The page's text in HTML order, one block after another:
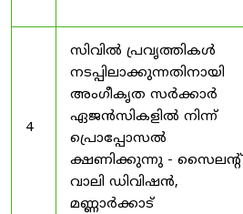
4
സിവിൽ പ്രവൃത്തികൾ
നടപ്പിലാക്കുന്നതിനായി
അംഗീകൃത സർക്കാർ
ഏജൻസികളിൽ നിന്ന്
പ്രൊപ്പോസൽ
ക്ഷണിക്കുന്നു - സൈലന്റ്
വാലി ഡിവിഷൻ,
മണ്ണാർക്കാട്